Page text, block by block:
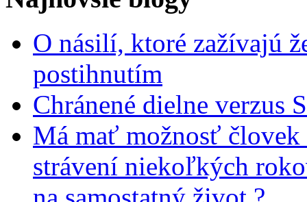
O násilí, ktoré zažívajú
postihnutím
Chránené dielne verzus
Má mať možnosť
strávení niekoľkých